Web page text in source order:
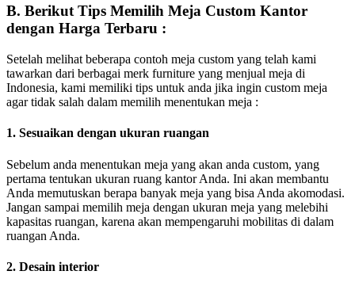
B. Berikut Tips Memilih Meja Custom Kantor
dengan Harga Terbaru :
Setelah melihat beberapa contoh meja custom yang telah kami
tawarkan dari berbagai merk furniture yang menjual meja di
Indonesia, kami memiliki tips untuk anda jika ingin custom meja
agar tidak salah dalam memilih menentukan meja :
1. Sesuaikan dengan ukuran ruangan
Sebelum anda menentukan meja yang akan anda custom, yang
pertama tentukan ukuran ruang kantor Anda. Ini akan membantu
Anda memutuskan berapa banyak meja yang bisa Anda akomodasi.
Jangan sampai memilih meja dengan ukuran meja yang melebihi
kapasitas ruangan, karena akan mempengaruhi mobilitas di dalam
ruangan Anda.
2. Desain interior